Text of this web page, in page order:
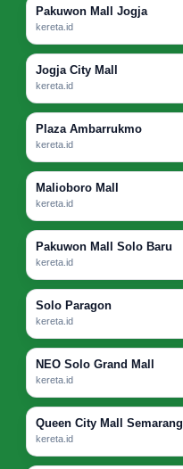
Pakuwon Mall Jogja
kereta.id
Jogja City Mall
kereta.id
Plaza Ambarrukmo
kereta.id
Malioboro Mall
kereta.id
Pakuwon Mall Solo Baru
kereta.id
Solo Paragon
kereta.id
NEO Solo Grand Mall
kereta.id
Queen City Mall Semarang
kereta.id